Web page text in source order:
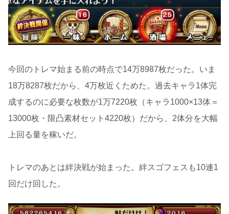
今回のトレマ始まる前の時点で14万8987枚だった。いま
18万8287枚だから、4万枚近くためた。過去キャラ1体完
成するのに必要な枚数が1万7220枚（キャラ1000×13体＝
13000枚・限凸素材セット4220枚）だから、2体分を大幅
上回る量を稼いだ。
トレマのあとは絆決戦が始まった。絆スゴフェスも10連1
回だけ回した。